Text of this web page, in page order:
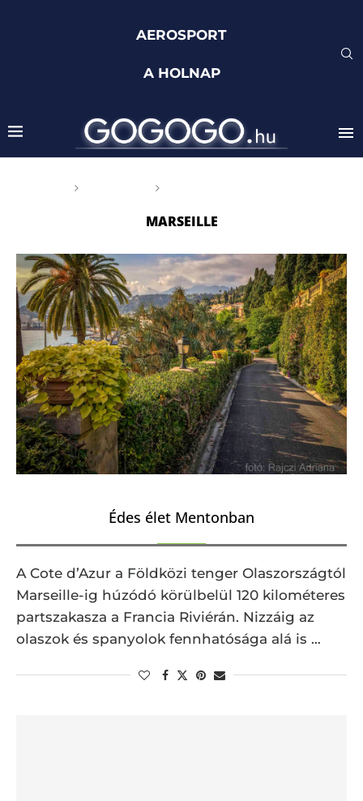
AEROSPORT
A HOLNAP
MARSEILLE
Édes élet Mentonban
A Cote d’Azur a Földközi tenger Olaszországtól
Marseille-ig húzódó körülbelül 120 kilométeres
partszakasza a Francia Riviérán. Nizzáig az
olaszok és spanyolok fennhatósága alá is …